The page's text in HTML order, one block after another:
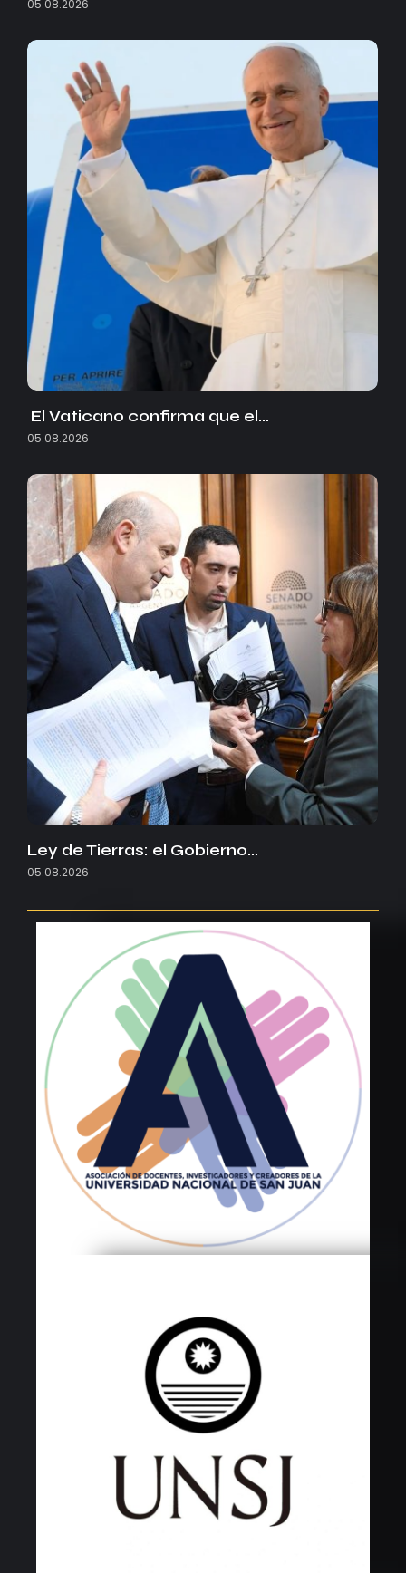
05.08.2026
El Vaticano confirma que el…
05.08.2026
Ley de Tierras: el Gobierno…
05.08.2026